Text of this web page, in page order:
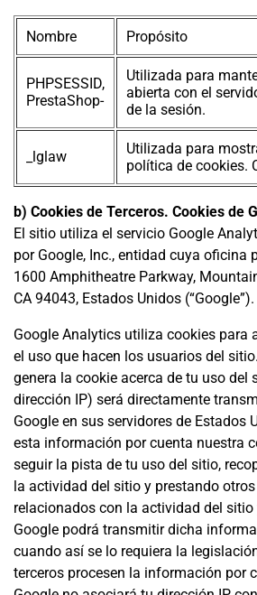
Nombre Propósito
PHPSESSID,
PrestaShop-
Utilizada para
abierta con el
de la sesión.
_lglaw
Utilizada para
política de cookies.
b) Cookies de Terceros. Cookies de
El sitio utiliza el servicio Google
por Google, Inc., entidad cuya oficina
1600 Amphitheatre Parkway,
CA 94043, Estados Unidos (“Google”).
Google Analytics utiliza cookies para
el uso que hacen los usuarios del
genera la cookie acerca de tu uso del
dirección IP) será directamente
Google en sus servidores de Estados
esta información por cuenta nuestra
seguir la pista de tu uso del sitio,
la actividad del sitio y prestando
relacionados con la actividad del sitio
Google podrá transmitir dicha
cuando así se lo requiera la
terceros procesen la información por